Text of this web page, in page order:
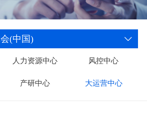
(中国)
人力资源中心 风控中心
产研中心 大运营中心